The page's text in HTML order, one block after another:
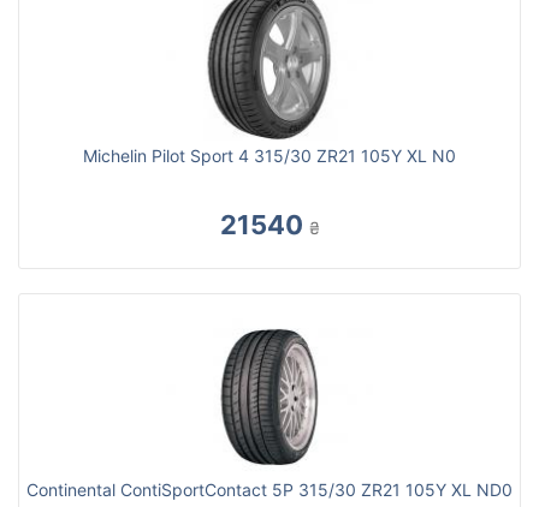
Michelin Pilot Sport 4 315/30 ZR21 105Y XL N0
21540 ₴
Continental ContiSportContact 5P 315/30 ZR21 105Y XL ND0